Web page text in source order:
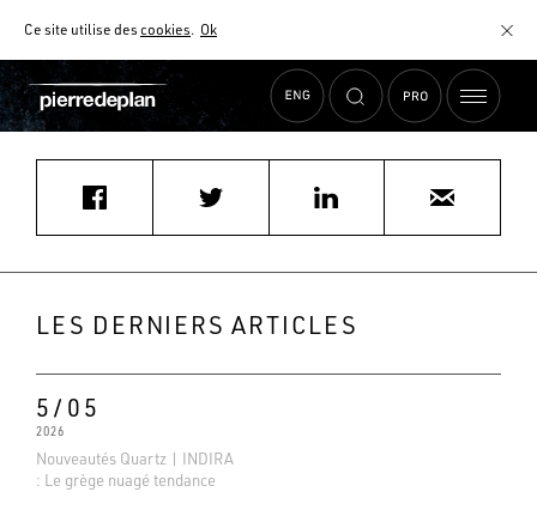
Ce site utilise descookies. Ok
AIDE AU CHOIX
Accueil Actualités ARTHUR BONNET ROYAN
LES DERNIERS ARTICLES
5/05
2026
Nouveautés Quartz | INDIRA
: Le grège nuagé tendance